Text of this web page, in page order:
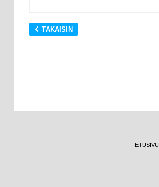
TAKAISIN
ETUSIVU